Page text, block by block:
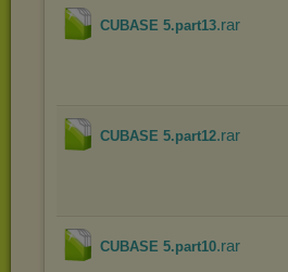
CUBASE 5.part13.rar
CUBASE 5.part12.rar
CUBASE 5.part10.rar